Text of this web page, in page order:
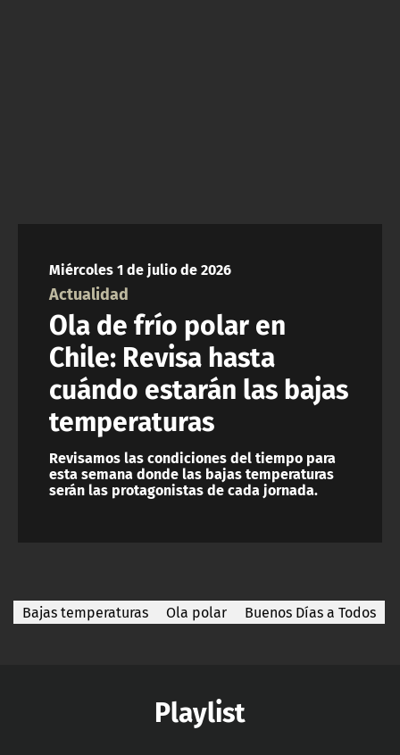
Miércoles 1 de julio de 2026
Actualidad
Ola de frío polar en
Chile: Revisa hasta
cuándo estarán las bajas
temperaturas
Revisamos las condiciones del tiempo para
esta semana donde las bajas temperaturas
serán las protagonistas de cada jornada.
Bajas temperaturas Ola polar Buenos Días a Todos
Playlist